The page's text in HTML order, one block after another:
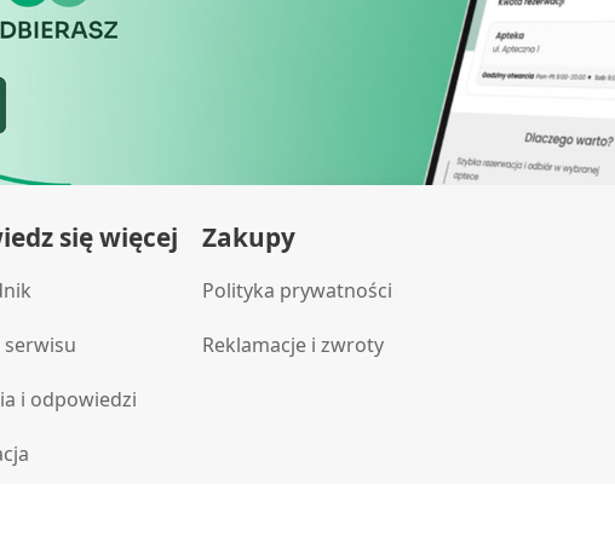
się więcej
serwisu
i odpowiedzi
Zakupy
Polityka prywatności
Reklamacje i zwroty
informacji